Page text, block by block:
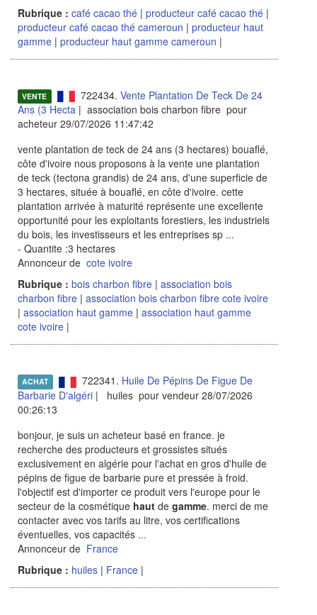
Rubrique : café cacao thé | producteur café cacao thé |
producteur café cacao thé cameroun | producteur haut
gamme | producteur haut gamme cameroun |
VENTE 722434. Vente Plantation De Teck De 24
Ans (3 Hecta | association bois charbon fibre pour
acheteur 29/07/2026 11:47:42
vente plantation de teck de 24 ans (3 hectares) bouaflé,
côte d'ivoire nous proposons à la vente une plantation
de teck (tectona grandis) de 24 ans, d'une superficie de
3 hectares, située à bouaflé, en côte d'ivoire. cette
plantation arrivée à maturité représente une excellente
opportunité pour les exploitants forestiers, les industriels
du bois, les investisseurs et les entreprises sp ...
- Quantite :3 hectares
Annonceur de cote ivoire
Rubrique : bois charbon fibre | association bois
charbon fibre | association bois charbon fibre cote ivoire
| association haut gamme | association haut gamme
cote ivoire |
ACHAT 722341. Huile De Pépins De Figue De
Barbarie D'algéri | huiles pour vendeur 28/07/2026
00:26:13
bonjour, je suis un acheteur basé en france. je
recherche des producteurs et grossistes situés
exclusivement en algérie pour l'achat en gros d'huile de
pépins de figue de barbarie pure et pressée à froid.
l'objectif est d'importer ce produit vers l'europe pour le
secteur de la cosmétique haut de gamme. merci de me
contacter avec vos tarifs au litre, vos certifications
éventuelles, vos capacités ...
Annonceur de France
Rubrique : huiles | France |